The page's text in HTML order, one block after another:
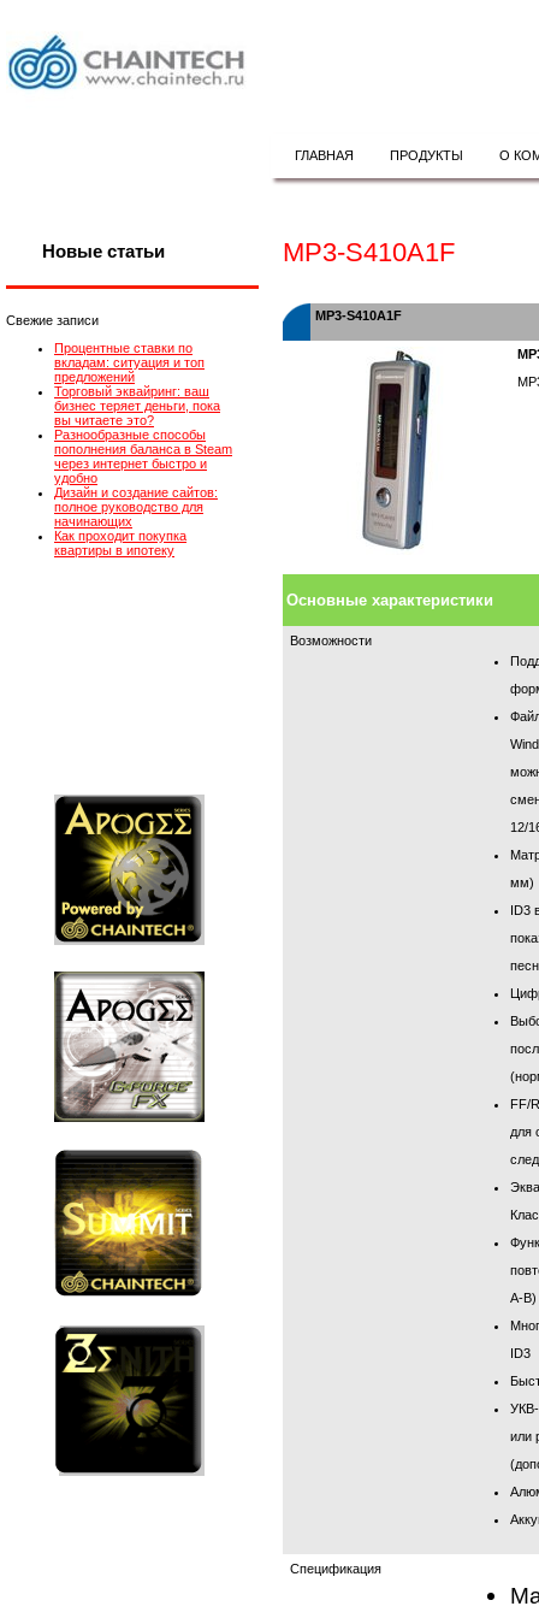
ГЛАВНАЯ ПРОДУКТЫ О
Новые статьи
Свежие записи
Процентные ставки по
вкладам: ситуация и топ
предложений
Торговый эквайринг: ваш
бизнес теряет деньги, пока
вы читаете это?
Разнообразные способы
пополнения баланса в Steam
через интернет быстро и
удобно
Дизайн и создание сайтов:
полное руководство для
начинающих
Как проходит покупка
квартиры в ипотеку
MP3-S410A1F
MP3-S410A1F
Основные характеристики
Возможности
12/
мм)
ID3
FF/
для
A-B)
ID3
УКВ-
или
Спецификация